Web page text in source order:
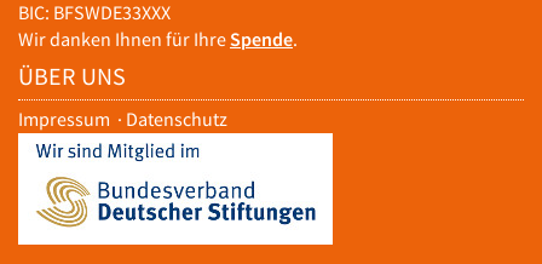
BIC: BFSWDE33XXX
Wir danken Ihnen für IhreSpende.
ÜBER UNS
Impressum · Datenschutz